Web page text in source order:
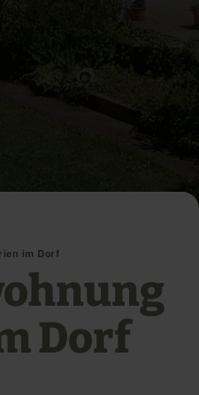
im Dorf
Dorf